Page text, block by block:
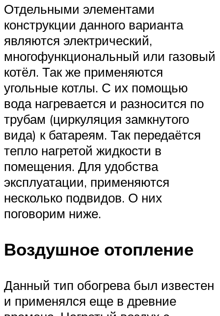
Отдельными элементами
конструкции данного варианта
являются электрический,
многофункциональный или газовый
котёл. Так же применяются
угольные котлы. С их помощью
вода нагревается и разносится по
трубам (циркуляция замкнутого
вида) к батареям. Так передаётся
тепло нагретой жидкости в
помещения. Для удобства
эксплуатации, применяются
несколько подвидов. О них
поговорим ниже.
Воздушное отопление
Данный тип обогрева был известен
и применялся еще в древние